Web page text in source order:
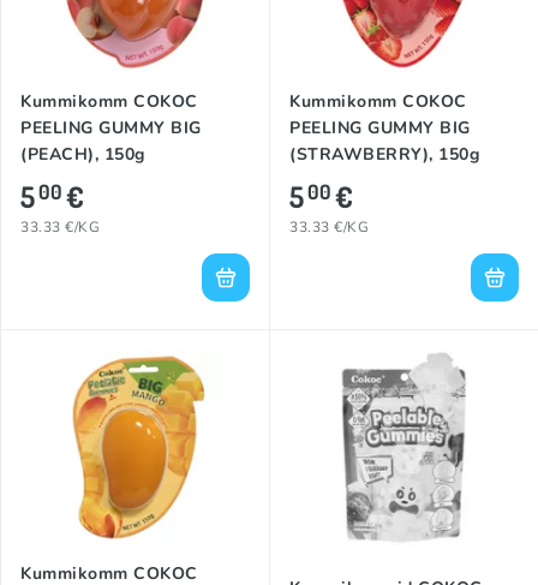
Kummikomm COKOC
PEELING GUMMY BIG
(PEACH), 150g
500€
33.33 €/KG
Kummikomm COKOC
PEELING GUMMY BIG
(STRAWBERRY), 150g
500€
33.33 €/KG
Kummikomm COKOC